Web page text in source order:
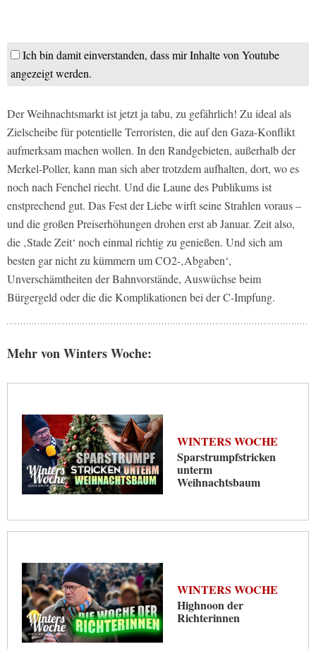
Ich bin damit einverstanden, dass mir Inhalte von Youtube
angezeigt werden.
Der Weihnachtsmarkt ist jetzt ja tabu, zu gefährlich! Zu ideal als
Zielscheibe für potentielle Terroristen, die auf den Gaza-Konflikt
aufmerksam machen wollen. In den Randgebieten, außerhalb der
Merkel-Poller, kann man sich aber trotzdem aufhalten, dort, wo es
noch nach Fenchel riecht. Und die Laune des Publikums ist
enstprechend gut. Das Fest der Liebe wirft seine Strahlen voraus –
und die großen Preiserhöhungen drohen erst ab Januar. Zeit also,
die ‚Stade Zeit‘ noch einmal richtig zu genießen. Und sich am
besten gar nicht zu kümmern um CO2-‚Abgaben‘,
Unverschämtheiten der Bahnvorstände, Auswüchse beim
Bürgergeld oder die die Komplikationen bei der C-Impfung.
Mehr von Winters Woche:
WINTERS WOCHE
Sparstrumpfstricken
unterm
Weihnachtsbaum
WINTERS WOCHE
Highnoon der
Richterinnen